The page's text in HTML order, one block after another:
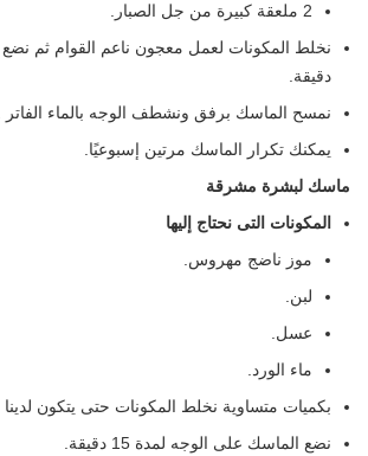
2 ملعقة كبيرة من جل الصبار.
دقيقة.
نمسح الماسك برفق ونشطف الوجه بالماء الفاتر .
يمكنك تكرار الماسك مرتين إسبوعيًا.
ماسك لبشرة مشرقة
المكونات التى نحتاج إليها
موز ناضج مهروس.
لبن.
عسل.
ماء الورد.
بكميات متساوية نخلط المكونات حتى يتكون لدينا
نضع الماسك على الوجه لمدة 15 دقيقة.